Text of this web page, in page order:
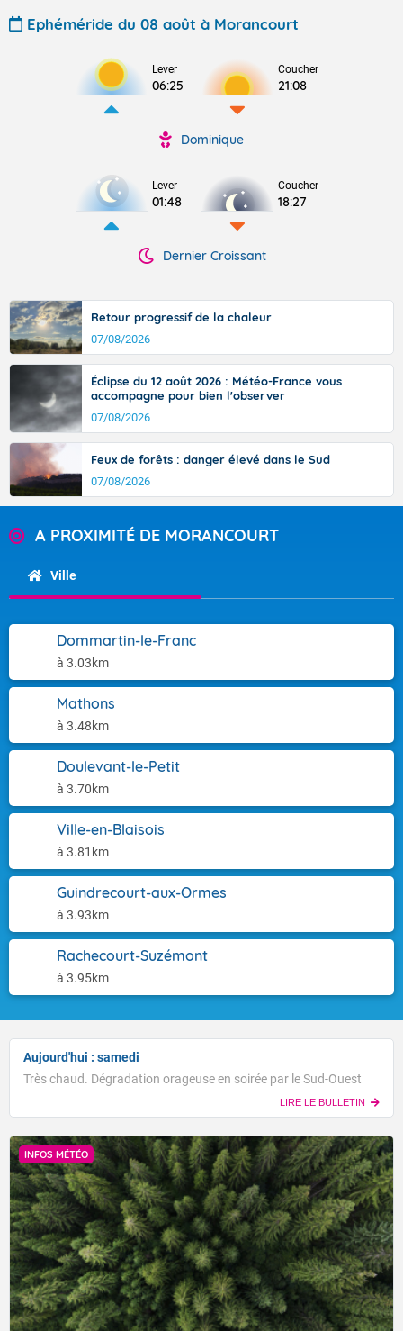
Ephéméride du 08 août à Morancourt
Lever
06:25
Coucher
21:08
Dominique
Lever
01:48
Coucher
18:27
Dernier Croissant
Retour progressif de la chaleur
07/08/2026
Éclipse du 12 août 2026 : Météo-France vous
accompagne pour bien l'observer
07/08/2026
Feux de forêts : danger élevé dans le Sud
07/08/2026
A PROXIMITÉ DE MORANCOURT
Ville
Dommartin-le-Franc
à 3.03km
Mathons
à 3.48km
Doulevant-le-Petit
à 3.70km
Ville-en-Blaisois
à 3.81km
Guindrecourt-aux-Ormes
à 3.93km
Rachecourt-Suzémont
à 3.95km
Aujourd'hui : samedi
Très chaud. Dégradation orageuse en soirée par le Sud-Ouest
LIRE LE BULLETIN
INFOS MÉTÉO